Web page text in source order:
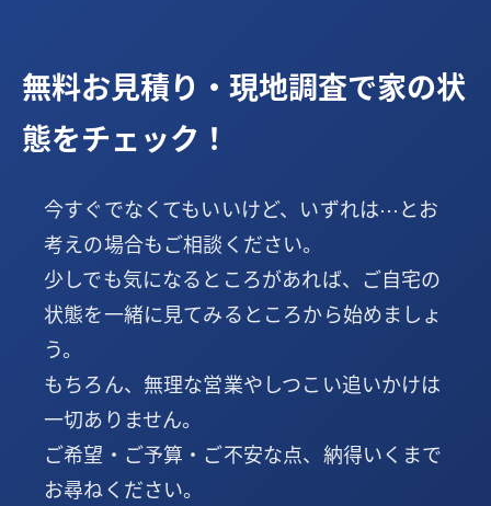
無料お見積り・現地調査で家の状
態をチェック！
今すぐでなくてもいいけど、いずれは⋯とお
考えの場合もご相談ください。
少しでも気になるところがあれば、ご自宅の
状態を一緒に見てみるところから始めましょ
う。
もちろん、無理な営業やしつこい追いかけは
一切ありません。
ご希望・ご予算・ご不安な点、納得いくまで
お尋ねください。